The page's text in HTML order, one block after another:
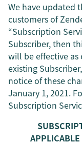
We have updated
customers of
“Subscription
Subscriber, then
will be effective as
existing
notice of these
January 1, 2021.
Subscription